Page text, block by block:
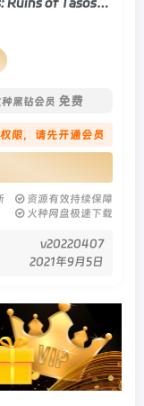
种黑钻会员 免费
限，请先开通会员
资源有效持续保障
火种网盘极速下载
v20220407
2021年9月5日